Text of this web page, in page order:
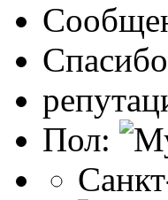
Пол: